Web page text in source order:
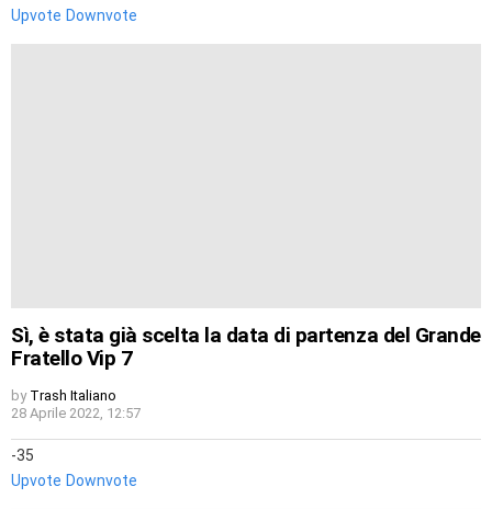
Upvote Downvote
Sì, è stata già scelta la data di partenza del Grande
Fratello Vip 7
by Trash Italiano
28 Aprile 2022, 12:57
-35
Upvote Downvote